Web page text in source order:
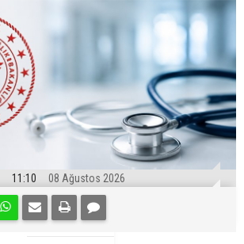
11:10 08 Ağustos 2026